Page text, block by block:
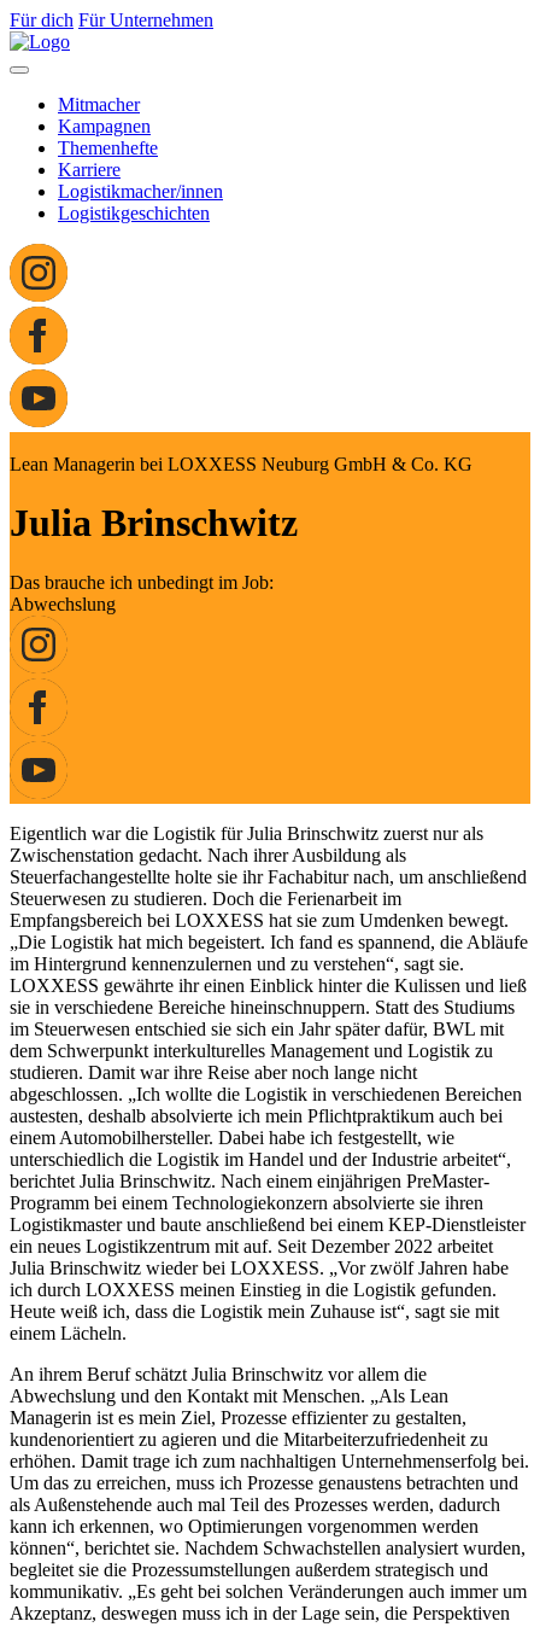
Für dich Für Unternehmen
Mitmacher
Kampagnen
Themenhefte
Karriere
Logistikmacher/innen
Logistikgeschichten
Lean Managerin bei LOXXESS Neuburg GmbH & Co. KG
Julia Brinschwitz
Das brauche ich unbedingt im Job:
Abwechslung
Eigentlich war die Logistik für Julia Brinschwitz zuerst nur als
Zwischenstation gedacht. Nach ihrer Ausbildung als
Steuerfachangestellte holte sie ihr Fachabitur nach, um anschließend
Steuerwesen zu studieren. Doch die Ferienarbeit im
Empfangsbereich bei LOXXESS hat sie zum Umdenken bewegt.
„Die Logistik hat mich begeistert. Ich fand es spannend, die Abläufe
im Hintergrund kennenzulernen und zu verstehen“, sagt sie.
LOXXESS gewährte ihr einen Einblick hinter die Kulissen und ließ
sie in verschiedene Bereiche hineinschnuppern. Statt des Studiums
im Steuerwesen entschied sie sich ein Jahr später dafür, BWL mit
dem Schwerpunkt interkulturelles Management und Logistik zu
studieren. Damit war ihre Reise aber noch lange nicht
abgeschlossen. „Ich wollte die Logistik in verschiedenen Bereichen
austesten, deshalb absolvierte ich mein Pflichtpraktikum auch bei
einem Automobilhersteller. Dabei habe ich festgestellt, wie
unterschiedlich die Logistik im Handel und der Industrie arbeitet“,
berichtet Julia Brinschwitz. Nach einem einjährigen PreMaster-
Programm bei einem Technologiekonzern absolvierte sie ihren
Logistikmaster und baute anschließend bei einem KEP-Dienstleister
ein neues Logistikzentrum mit auf. Seit Dezember 2022 arbeitet
Julia Brinschwitz wieder bei LOXXESS. „Vor zwölf Jahren habe
ich durch LOXXESS meinen Einstieg in die Logistik gefunden.
Heute weiß ich, dass die Logistik mein Zuhause ist“, sagt sie mit
einem Lächeln.
An ihrem Beruf schätzt Julia Brinschwitz vor allem die
Abwechslung und den Kontakt mit Menschen. „Als Lean
Managerin ist es mein Ziel, Prozesse effizienter zu gestalten,
kundenorientiert zu agieren und die Mitarbeiterzufriedenheit zu
erhöhen. Damit trage ich zum nachhaltigen Unternehmenserfolg bei.
Um das zu erreichen, muss ich Prozesse genaustens betrachten und
als Außenstehende auch mal Teil des Prozesses werden, dadurch
kann ich erkennen, wo Optimierungen vorgenommen werden
können“, berichtet sie. Nachdem Schwachstellen analysiert wurden,
begleitet sie die Prozessumstellungen außerdem strategisch und
kommunikativ. „Es geht bei solchen Veränderungen auch immer um
Akzeptanz, deswegen muss ich in der Lage sein, die Perspektiven